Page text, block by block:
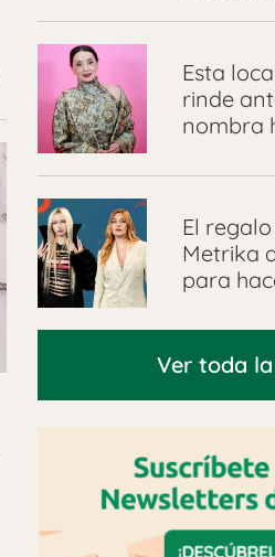
Esta
rinde
nombra
El
Metrika
para
Ver toda